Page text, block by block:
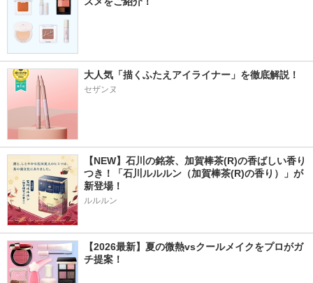
大人気「描くふたえアイライナー」を徹底解説！
セザンヌ
【NEW】石川の銘茶、加賀棒茶(R)の香ばしい香り
つき！「石川ルルルン（加賀棒茶(R)の香り）」が
新登場！
ルルルン
【2026最新】夏の微熱vsクールメイクをプロがガ
チ提案！